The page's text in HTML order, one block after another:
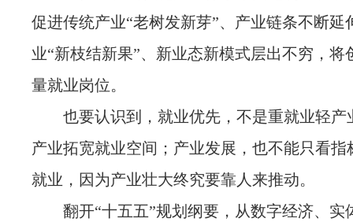
促进传统产业“老树发新芽”、产业链条不断延
业“新枝结新果”、新业态新模式层出不穷，将
量就业岗位。
也要认识到，就业优先，不是重就业轻产
产业拓宽就业空间；产业发展，也不能只看指
就业，因为产业壮大终究要靠人来推动。
翻开“十五五”规划纲要，从数字经济、实